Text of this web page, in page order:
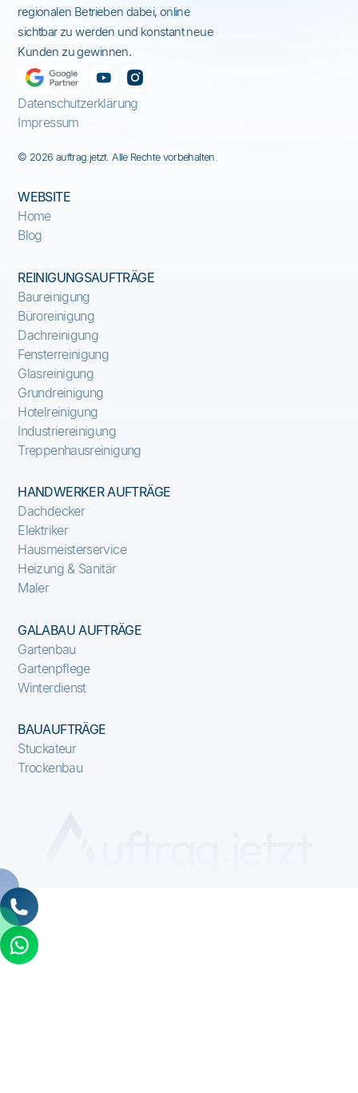
regionalen Betrieben dabei, online
sichtbar zu werden und konstant neue
Kunden zu gewinnen.
Datenschutzerklärung
Impressum
© 2026 auftrag.jetzt. Alle Rechte vorbehalten.
WEBSITE
Home
Blog
REINIGUNGSAUFTRÄGE
Baureinigung
Büroreinigung
Dachreinigung
Fensterreinigung
Glasreinigung
Grundreinigung
Hotelreinigung
Industriereinigung
Treppenhausreinigung
HANDWERKER AUFTRÄGE
Dachdecker
Elektriker
Hausmeisterservice
Heizung & Sanitär
Maler
GALABAU AUFTRÄGE
Gartenbau
Gartenpflege
Winterdienst
BAUAUFTRÄGE
Stuckateur
Trockenbau